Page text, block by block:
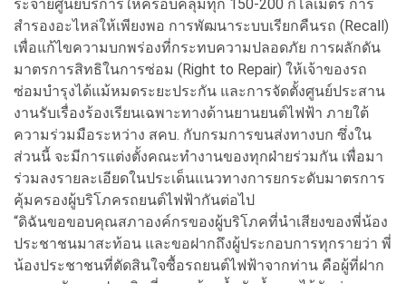
ระจายศูนย์บริการให้ครอบคลุมทุก 150-200 กิโลเมตร การ
สำรองอะไหล่ให้เพียงพอ การพัฒนาระบบเรียกคืนรถ (Recall)
เพื่อแก้ไขความบกพร่องที่กระทบความปลอดภัย การผลักดัน
มาตรการสิทธิในการซ่อม (Right to Repair) ให้เจ้าของรถ
ซ่อมบำรุงได้แม้หมดระยะประกัน และการจัดตั้งศูนย์ประสาน
งานรับเรื่องร้องเรียนเฉพาะทางด้านยานยนต์ไฟฟ้า ภายใต้
ความร่วมมือระหว่าง สคบ. กับกรมการขนส่งทางบก ซึ่งใน
ส่วนนี้ จะมีการแต่งตั้งคณะทำงานของทุกฝ่ายร่วมกัน เพื่อมา
ร่วมลงรายละเอียดในประเด็นแนวทางการยกระดับมาตรการ
คุ้มครองผู้บริโภครถยนต์ไฟฟ้ากันต่อไป
“ดิฉันขอขอบคุณสภาองค์กรของผู้บริโภคที่นำเสียงของพี่น้อง
ประชาชนมาสะท้อน และขอฝากถึงผู้ประกอบการทุกรายว่า พี่
น้องประชาชนที่ตัดสินใจซื้อรถยนต์ไฟฟ้าจากท่าน คือผู้ที่ฝาก